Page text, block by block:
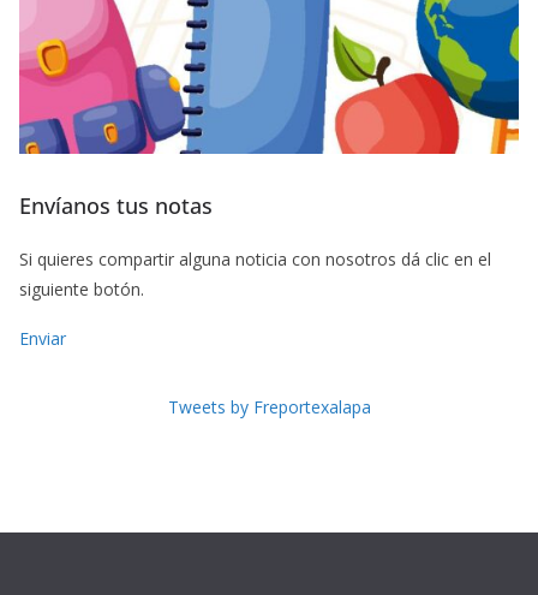
Envíanos tus notas
Si quieres compartir alguna noticia con nosotros dá clic en el
siguiente botón.
Enviar
Tweets by Freportexalapa